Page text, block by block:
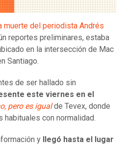
muerte del periodista Andrés
reportes preliminares, estaba
en la intersección de Mac
Santiago.
de ser hallado sin
este viernes en el
pero es igual de Tevex, donde
con normalidad.
y llegó hasta el lugar